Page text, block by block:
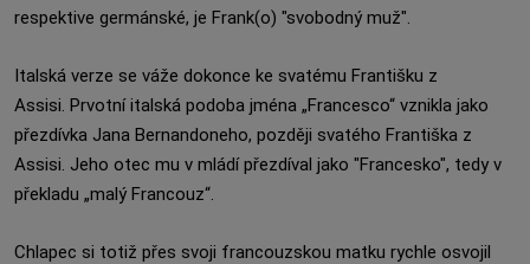
respektive germánské, je Frank(o) "svobodný muž".
Italská verze se váže dokonce ke svatému Františku z
Assisi. Prvotní italská podoba jména „Francesco“ vznikla jako
přezdívka Jana Bernandoneho, později svatého Františka z
Assisi. Jeho otec mu v mládí přezdíval jako "Francesko", tedy v
překladu „malý Francouz“.
Chlapec si totiž přes svoji francouzskou matku rychle osvojil